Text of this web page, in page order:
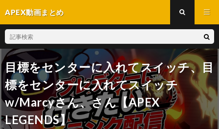
APEX動画まとめ
目標をセンターに入れてスイッチ、目
標をセンターに入れてスイッチ
w/Marcyさん、さん【APEX
LEGENDS】